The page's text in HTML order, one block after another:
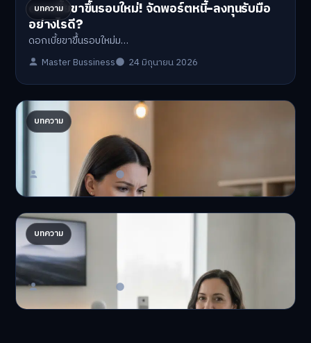
บทความ
ดอกเบี้ยขาขึ้นรอบใหม่! จัดพอร์ตหนี้-ลงทุนรับมือ
อย่างไรดี?
ดอกเบี้ยขาขึ้นรอบใหม่ม…
Master Bussiness 24 มิถุนายน 2026
บทความ
ปรับพอร์ตรับ ‘เงินดิจิทัล 2.0’ จัดสรรงบอย่างไรไม่
ให้พัง
'เงินดิจิทัล 2.0' มาแล…
Master Bussiness 23 มิถุนายน 2026
บทความ
AI จัดพอร์ตให้ปัง! เทรนด์ลงทุนยุคใหม่ ไม่ต้องเฝ้า
จอ
AI จัดพอร์ตให้ปัง! หมด…
Master Bussiness 23 มิถุนายน 2026